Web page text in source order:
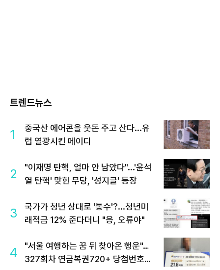
트렌드뉴스
1
중국산 에어콘을 웃돈 주고 산다...유
럽 열광시킨 메이디
2
"이재명 탄핵, 얼마 안 남았다"...'윤석
열 탄핵' 맞힌 무당, '성지글' 등장
3
국가가 청년 상대로 '통수'?...청년미
래적금 12% 준다더니 "응, 오류야"
4
"서울 여행하는 꿈 뒤 찾아온 행운"…
327회차 연금복권720+ 당첨번호조